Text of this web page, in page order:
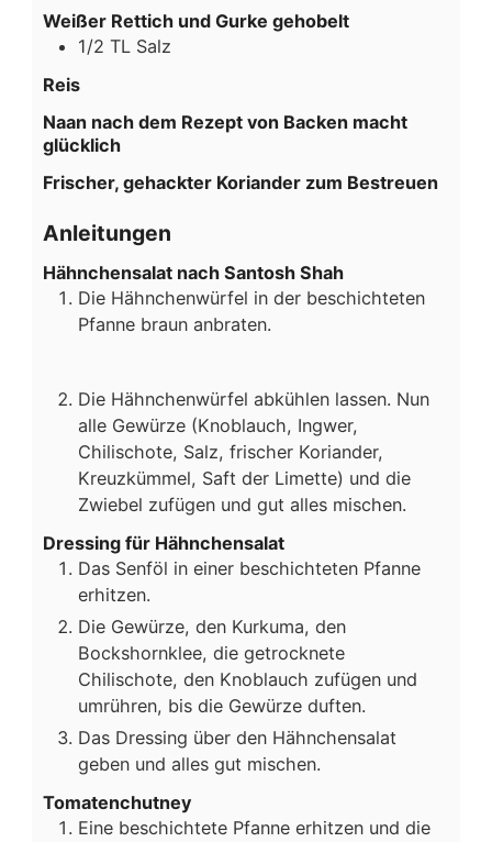
Weißer Rettich und Gurke gehobelt
1/2 TL Salz
Reis
Naan nach dem Rezept von Backen macht
glücklich
Frischer, gehackter Koriander zum Bestreuen
Anleitungen
Hähnchensalat nach Santosh Shah
Die Hähnchenwürfel in der beschichteten
Pfanne braun anbraten.
Die Hähnchenwürfel abkühlen lassen. Nun
alle Gewürze (Knoblauch, Ingwer,
Chilischote, Salz, frischer Koriander,
Kreuzkümmel, Saft der Limette) und die
Zwiebel zufügen und gut alles mischen.
Dressing für Hähnchensalat
Das Senföl in einer beschichteten Pfanne
erhitzen.
Die Gewürze, den Kurkuma, den
Bockshornklee, die getrocknete
Chilischote, den Knoblauch zufügen und
umrühren, bis die Gewürze duften.
Das Dressing über den Hähnchensalat
geben und alles gut mischen.
Tomatenchutney
Eine beschichtete Pfanne erhitzen und die